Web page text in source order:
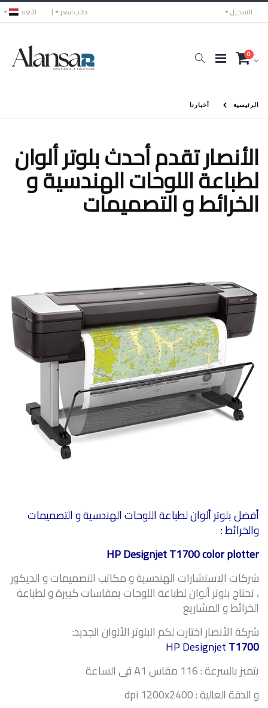
اللغه طلب سعر التسجيل
0
الرئيسية أخبارنا
الأنصار تقدم أحدث بلوتر ألوان
لطباعة اللوحات الهندسية و
الخرائط و التصميمات
أفضل بلوتر ألوان لطباعة اللوحات الهندسية و التصميمات
والخرائط :
HP Designjet T1700 color plotter
شركات الاستشارات الهندسية و مكاتب التصميمات و الديكور
، تحتاج بلوتر ألوان لطباعة اللوحات بمقاسات كبيرة و لطباعة
الخرائط و المشاريع
شركة الأنصار اختارت لكم البلوتر الألوان الجديد:
HP DesignjetT1700
يتميز بالسرعة : 116 مقاس
A1فى الساعة
و الدقة العالية :dpi 1200x2400